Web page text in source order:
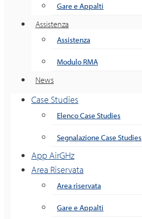
Gare e Appalti
Assistenza
Assistenza
Modulo RMA
News
Case Studies
Elenco Case Studies
Segnalazione Case Studies
App AirGHz
Area Riservata
Area riservata
Gare e Appalti